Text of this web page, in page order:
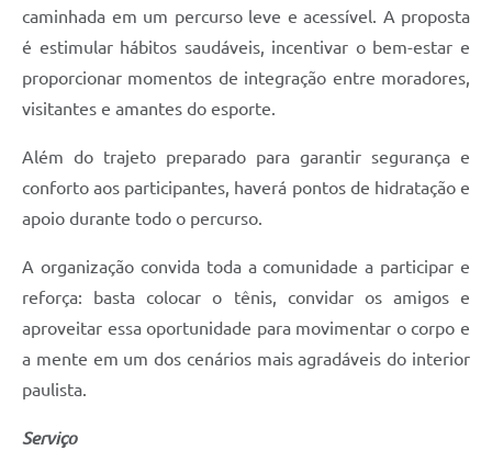
caminhada em um percurso leve e acessível. A proposta
é estimular hábitos saudáveis, incentivar o bem-estar e
proporcionar momentos de integração entre moradores,
visitantes e amantes do esporte.
Além do trajeto preparado para garantir segurança e
conforto aos participantes, haverá pontos de hidratação e
apoio durante todo o percurso.
A organização convida toda a comunidade a participar e
reforça: basta colocar o tênis, convidar os amigos e
aproveitar essa oportunidade para movimentar o corpo e
a mente em um dos cenários mais agradáveis do interior
paulista.
Serviço